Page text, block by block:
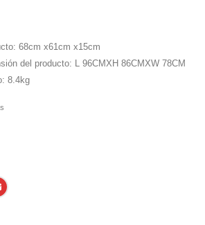
68cm x61cm x15cm
del producto: L 96CMXH 86CMXW 78CM
8.4kg